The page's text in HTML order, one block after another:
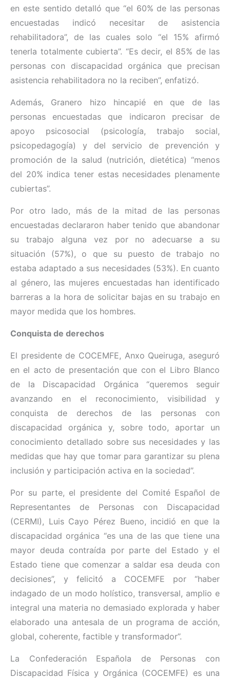
en este sentido detalló que “el 60% de las personas
encuestadas indicó necesitar de asistencia
rehabilitadora”, de las cuales solo “el 15% afirmó
tenerla totalmente cubierta”. “Es decir, el 85% de las
personas con discapacidad orgánica que precisan
asistencia rehabilitadora no la reciben”, enfatizó.
Además, Granero hizo hincapié en que de las
personas encuestadas que indicaron precisar de
apoyo psicosocial (psicología, trabajo social,
psicopedagogía) y del servicio de prevención y
promoción de la salud (nutrición, dietética) “menos
del 20% indica tener estas necesidades plenamente
cubiertas”.
Por otro lado, más de la mitad de las personas
encuestadas declararon haber tenido que abandonar
su trabajo alguna vez por no adecuarse a su
situación (57%), o que su puesto de trabajo no
estaba adaptado a sus necesidades (53%). En cuanto
al género, las mujeres encuestadas han identificado
barreras a la hora de solicitar bajas en su trabajo en
mayor medida que los hombres.
Conquista de derechos
El presidente de COCEMFE, Anxo Queiruga, aseguró
en el acto de presentación que con el Libro Blanco
de la Discapacidad Orgánica “queremos seguir
avanzando en el reconocimiento, visibilidad y
conquista de derechos de las personas con
discapacidad orgánica y, sobre todo, aportar un
conocimiento detallado sobre sus necesidades y las
medidas que hay que tomar para garantizar su plena
inclusión y participación activa en la sociedad”.
Por su parte, el presidente del Comité Español de
Representantes de Personas con Discapacidad
(CERMI), Luis Cayo Pérez Bueno, incidió en que la
discapacidad orgánica “es una de las que tiene una
mayor deuda contraída por parte del Estado y el
Estado tiene que comenzar a saldar esa deuda con
decisiones”, y felicitó a COCEMFE por “haber
indagado de un modo holístico, transversal, amplio e
integral una materia no demasiado explorada y haber
elaborado una antesala de un programa de acción,
global, coherente, factible y transformador”.
La Confederación Española de Personas con
Discapacidad Física y Orgánica (COCEMFE) es una